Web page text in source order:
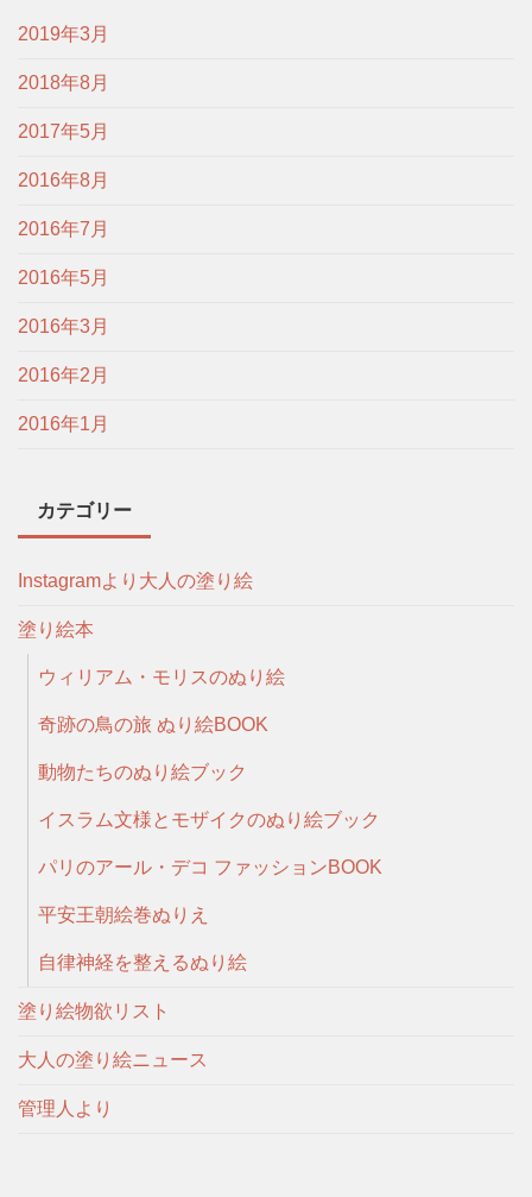
2019年3月
2018年8月
2017年5月
2016年8月
2016年7月
2016年5月
2016年3月
2016年2月
2016年1月
カテゴリー
Instagramより大人の塗り絵
塗り絵本
ウィリアム・モリスのぬり絵
奇跡の鳥の旅 ぬり絵BOOK
動物たちのぬり絵ブック
イスラム文様とモザイクのぬり絵ブック
パリのアール・デコ ファッションBOOK
平安王朝絵巻ぬりえ
自律神経を整えるぬり絵
塗り絵物欲リスト
大人の塗り絵ニュース
管理人より